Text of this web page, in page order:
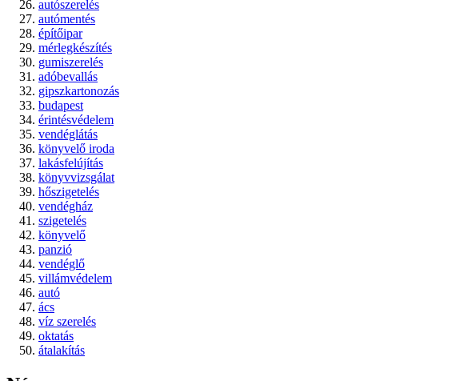
autószerelés
autómentés
építőipar
mérlegkészítés
gumiszerelés
adóbevallás
gipszkartonozás
budapest
érintésvédelem
vendéglátás
könyvelő iroda
lakásfelújítás
könyvvizsgálat
hőszigetelés
vendégház
szigetelés
könyvelő
panzió
vendéglő
villámvédelem
autó
ács
víz szerelés
oktatás
átalakítás